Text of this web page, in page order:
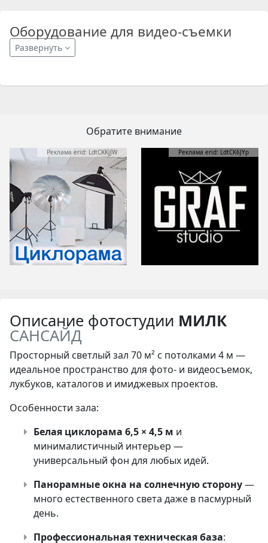
Оборудование для видео-съемки
Развернуть
Обратите внимание
Реклама erid: LdtCKKjJW Реклама erid: LdtCK6JYp
Описание фотостудии МИЛК
САНСАЙД
Просторный светлый зал 70 м² с потолками 4 м —
идеальное пространство для фото- и видеосъемок,
лукбуков, каталогов и имиджевых проектов.
Особенности зала:
Белая циклорама 6,5 × 4,5 м и
минималистичный интерьер —
универсальный фон для любых идей.
Панорамные окна на солнечную сторону—
много естественного света даже в пасмурный
день.
Профессиональная техническая база: